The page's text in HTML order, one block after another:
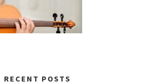
RECENT POSTS